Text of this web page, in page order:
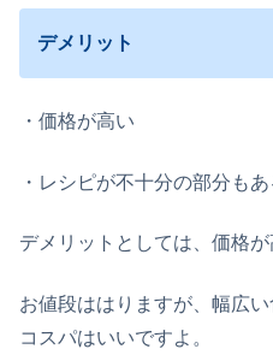
デメリット
・価格が高い
・レシピが不十分の部分もあ
デメリットとしては、価格が
お値段ははりますが、幅広
コスパはいいですよ。